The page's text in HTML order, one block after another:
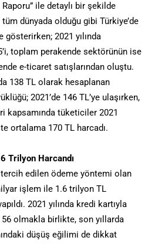
ile detaylı bir şekilde
tüm dünyada olduğu gibi Türkiye’de
gösterirken; 2021 yılında
toplam perakende sektörünün ise
e-ticaret satışlarından oluştu.
138 TL olarak hesaplanan
2021’de 146 TL’ye ulaşırken,
kapsamında tüketiciler 2021
ortalama 170 TL harcadı.
Trilyon Harcandı
tercih edilen ödeme yöntemi olan
işlem ile 1.6 trilyon TL
2021 yılında kredi kartıyla
56 olmakla birlikte, son yıllarda
düşüş eğilimi de dikkat